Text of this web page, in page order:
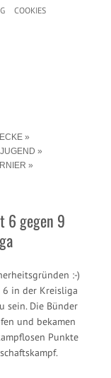
COOKIES
JUGEND
6 gegen 9
:-)
6 in der Kreisliga
sein. Die Bünder
und bekamen
Punkte